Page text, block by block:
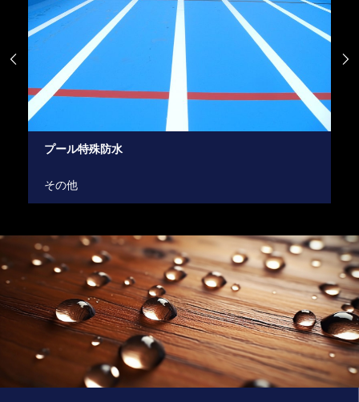
小規模保育園
建築関係
 